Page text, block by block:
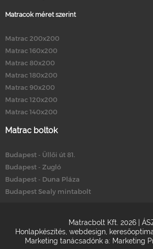
Matracok méret szerint
Matrac 200x200
Matrac 160x200
Matrac 80x200
Matrac 180x200
Matrac 90x200
Matrac 120x200
Matrac 140x200
Matrac boltok
Budapest - Üllői út 81.
Budapest - Zugló
Budapest - Duna Pláza
Budapest Sealy mintabolt
Matracbolt Kft. 2026 |
Honlapkészítés webdesign
Marketing tanácsadónk a: Marketing